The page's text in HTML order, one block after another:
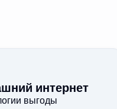
интернет
выгоды